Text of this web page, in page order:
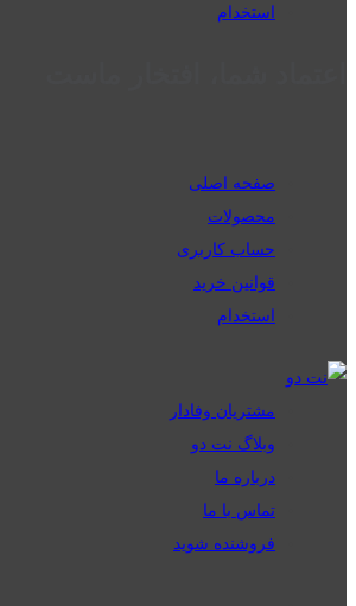
استخدام
صفحه اصلی
محصولات
حساب کاربری
قوانین خرید
استخدام
مشتریان وفادار
وبلاگ نت دو
درباره ما
تماس با ما
فروشنده شوید